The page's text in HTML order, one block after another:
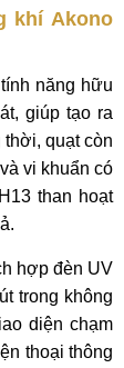
khí Akono
năng hữu
giúp tạo ra
thời, quạt còn
vi khuẩn có
than hoạt
hợp đèn UV
trong không
diện chạm
thoại thông